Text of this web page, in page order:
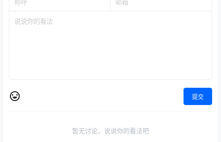
提交
暂无讨论，说说你的看法吧